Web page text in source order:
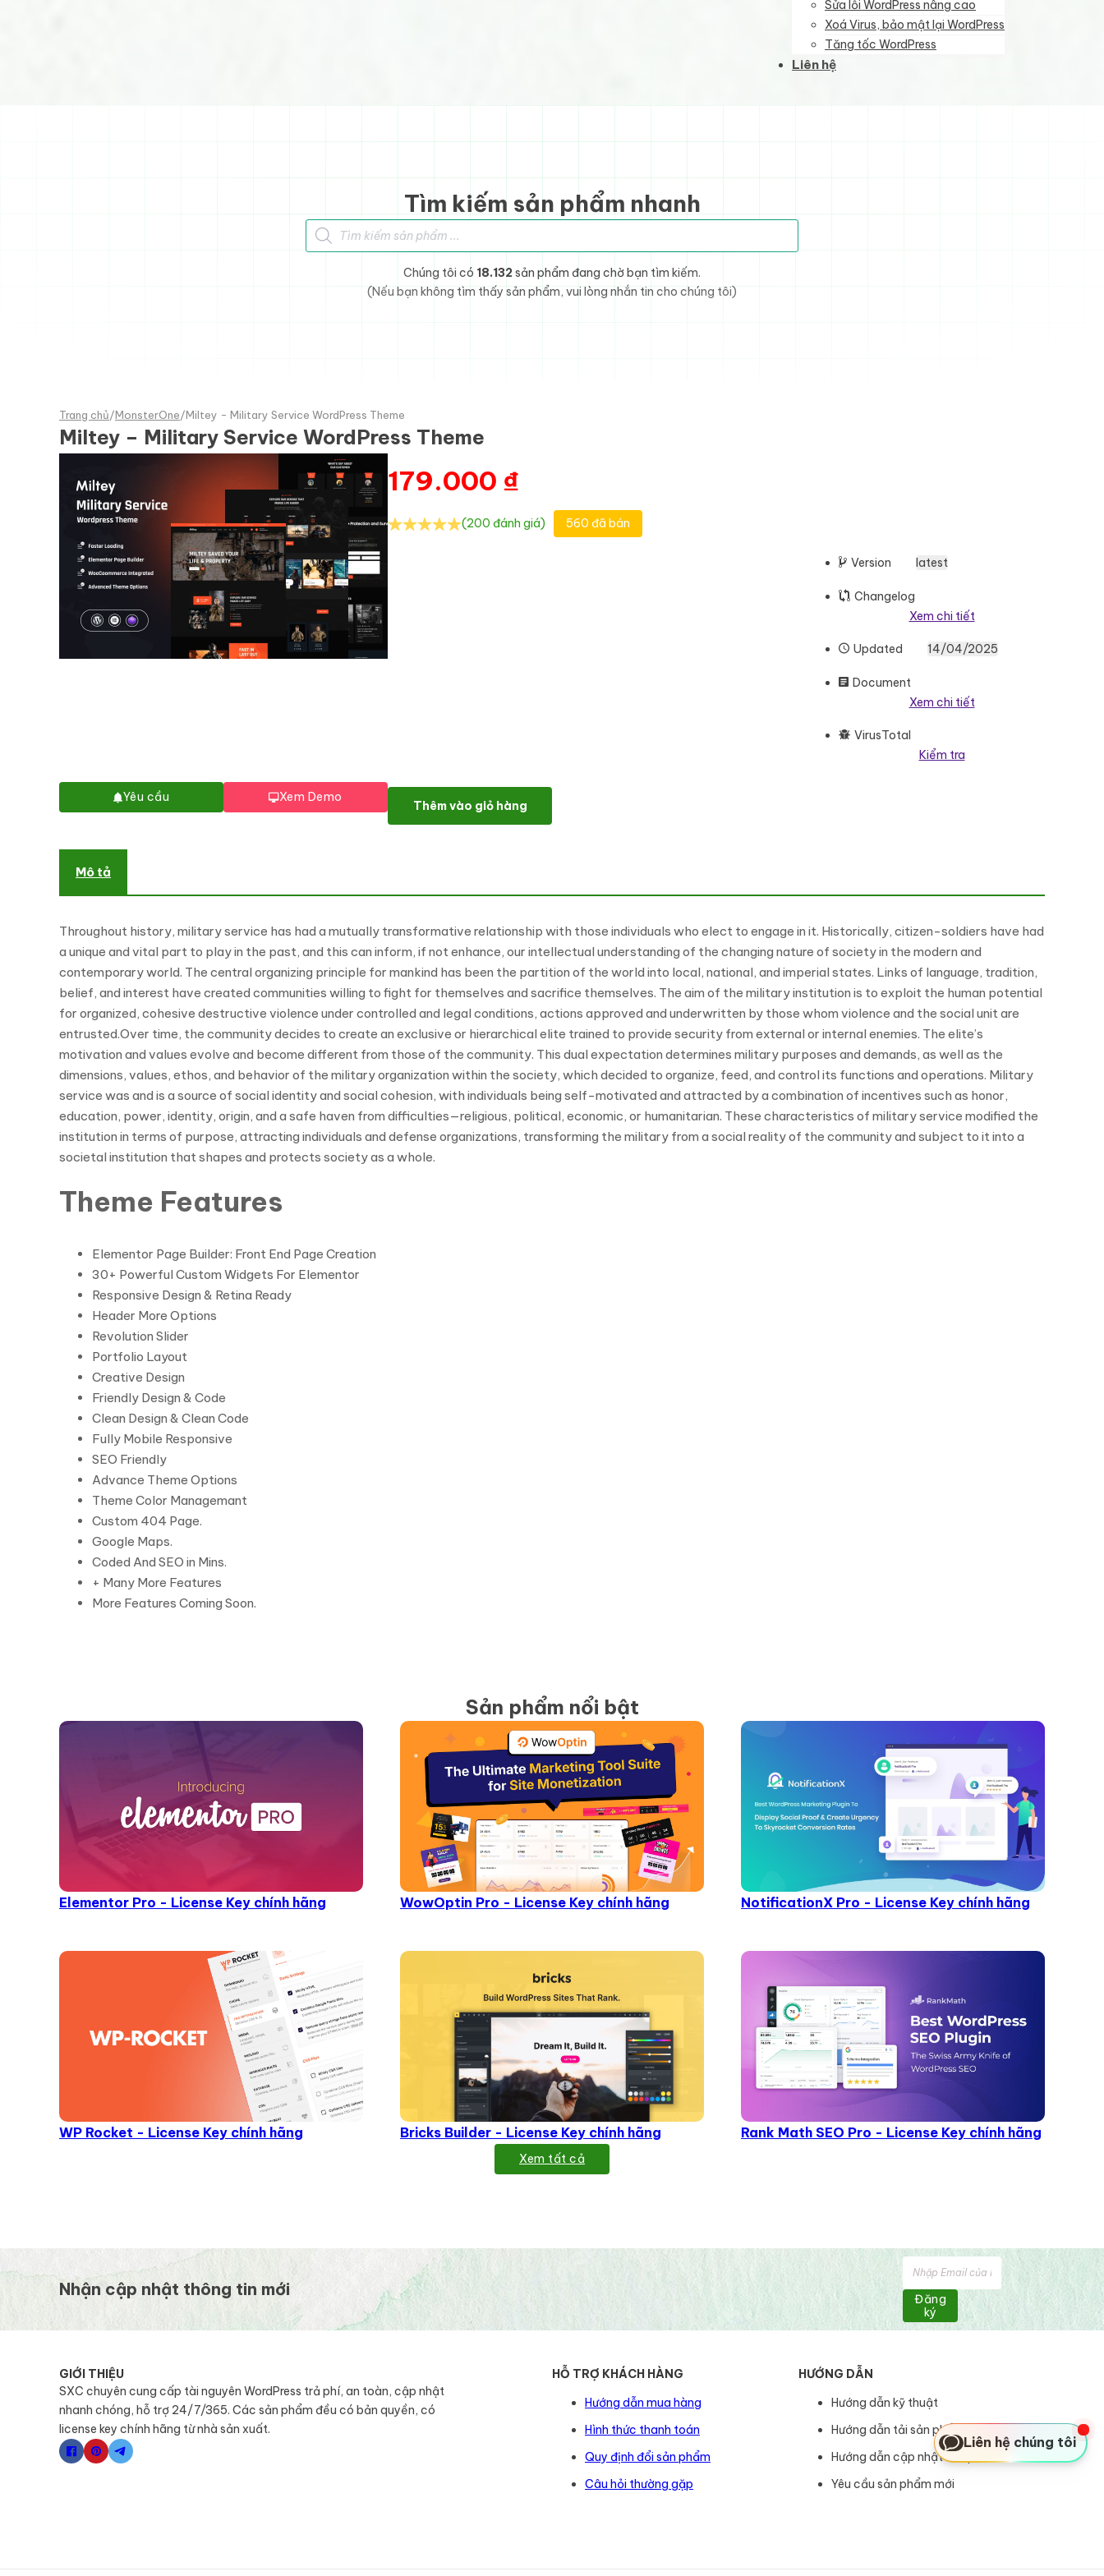
Sửa lỗi WordPress nâng cao
Xoá Virus, bảo mật lại WordPress
Tăng tốc WordPress
Liên hệ
Tìm kiếm sản phẩm nhanh
Tìm kiếm sản phẩm
Chúng tôi có 18.132 sản phẩm đang chờ bạn tìm kiếm.
(Nếu bạn không tìm thấy sản phẩm, vui lòng nhắn tin cho chúng tôi)
Trang chủ/MonsterOne/Miltey - Military Service WordPress Theme
Miltey – Military Service WordPress Theme
Yêu cầu Xem Demo
179.000 ₫
(200 đánh giá) 560 đã bán
Version latest
Changelog
Xem chi tiết
Updated 14/04/2025
Document
Xem chi tiết
VirusTotal
Kiểm tra
Miltey - Military Service WordPress Theme số lượng
Thêm vào giỏ hàng
Mô tả
Throughout history, military service has had a mutually transformative relationship with those individuals who elect to engage in it. Historically, citizen-soldiers have had
a unique and vital part to play in the past, and this can inform, if not enhance, our intellectual understanding of the changing nature of society in the modern and
contemporary world. The central organizing principle for mankind has been the partition of the world into local, national, and imperial states. Links of language, tradition,
belief, and interest have created communities willing to fight for themselves and sacrifice themselves. The aim of the military institution is to exploit the human potential
for organized, cohesive destructive violence under controlled and legal conditions, actions approved and underwritten by those whom violence and the social unit are
entrusted.Over time, the community decides to create an exclusive or hierarchical elite trained to provide security from external or internal enemies. The elite’s
motivation and values evolve and become different from those of the community. This dual expectation determines military purposes and demands, as well as the
dimensions, values, ethos, and behavior of the military organization within the society, which decided to organize, feed, and control its functions and operations. Military
service was and is a source of social identity and social cohesion, with individuals being self-motivated and attracted by a combination of incentives such as honor,
education, power, identity, origin, and a safe haven from difficulties—religious, political, economic, or humanitarian. These characteristics of military service modified the
institution in terms of purpose, attracting individuals and defense organizations, transforming the military from a social reality of the community and subject to it into a
societal institution that shapes and protects society as a whole.
Theme Features
Elementor Page Builder: Front End Page Creation
30+ Powerful Custom Widgets For Elementor
Responsive Design & Retina Ready
Header More Options
Revolution Slider
Portfolio Layout
Creative Design
Friendly Design & Code
Clean Design & Clean Code
Fully Mobile Responsive
SEO Friendly
Advance Theme Options
Theme Color Managemant
Custom 404 Page.
Google Maps.
Coded And SEO in Mins.
+ Many More Features
More Features Coming Soon.
Sản phẩm nổi bật
Elementor Pro - License Key chính hãng WowOptin Pro - License Key chính hãng NotificationX Pro - License Key chính hãng
WP Rocket - License Key chính hãng Bricks Builder - License Key chính hãng Rank Math SEO Pro - License Key chính hãng
Xem tất cả
Nhận cập nhật thông tin mới
Đăng
ký
GIỚI THIỆU
SXC chuyên cung cấp tài nguyên WordPress trả phí, an toàn, cập nhật
nhanh chóng, hỗ trợ 24/7/365. Các sản phẩm đều có bản quyền, có
license key chính hãng từ nhà sản xuất.
HỖ TRỢ KHÁCH HÀNG
Hướng dẫn mua hàng
Hình thức thanh toán
Quy định đổi sản phẩm
Câu hỏi thường gặp
HƯỚNG DẪN
Hướng dẫn kỹ thuật
Hướng dẫn tải sản phẩm
Hướng dẫn cập nhật sản phẩm
Yêu cầu sản phẩm mới
Liên hệ chúng tôi